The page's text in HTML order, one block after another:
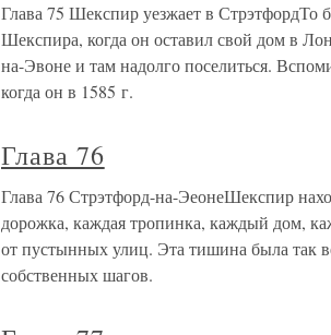
Глава 75 Шекспир уезжает в СтрэтфордТо
Шекспира, когда он оставил свой дом в
на-Эвоне и там надолго поселиться.
когда он в 1585 г.
Глава 76
Глава 76 Стрэтфорд-на-ЭеонеШекспир
дорожка, каждая тропинка, каждый дом,
от пустынных улиц. Эта тишина была так
собственных шагов.